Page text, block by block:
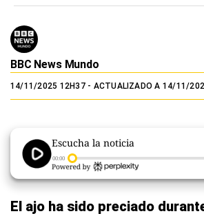
BBC News Mundo
14/11/2025 12H37- ACTUALIZADO A 14/11/
Escucha la noticia
00:00
El ajo ha sido preciado